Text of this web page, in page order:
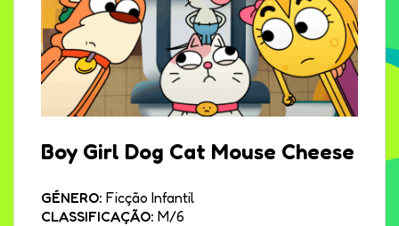
Boy Girl Dog Cat Mouse Cheese
GÉNERO: Ficção Infantil
CLASSIFICAÇÃO: M/6